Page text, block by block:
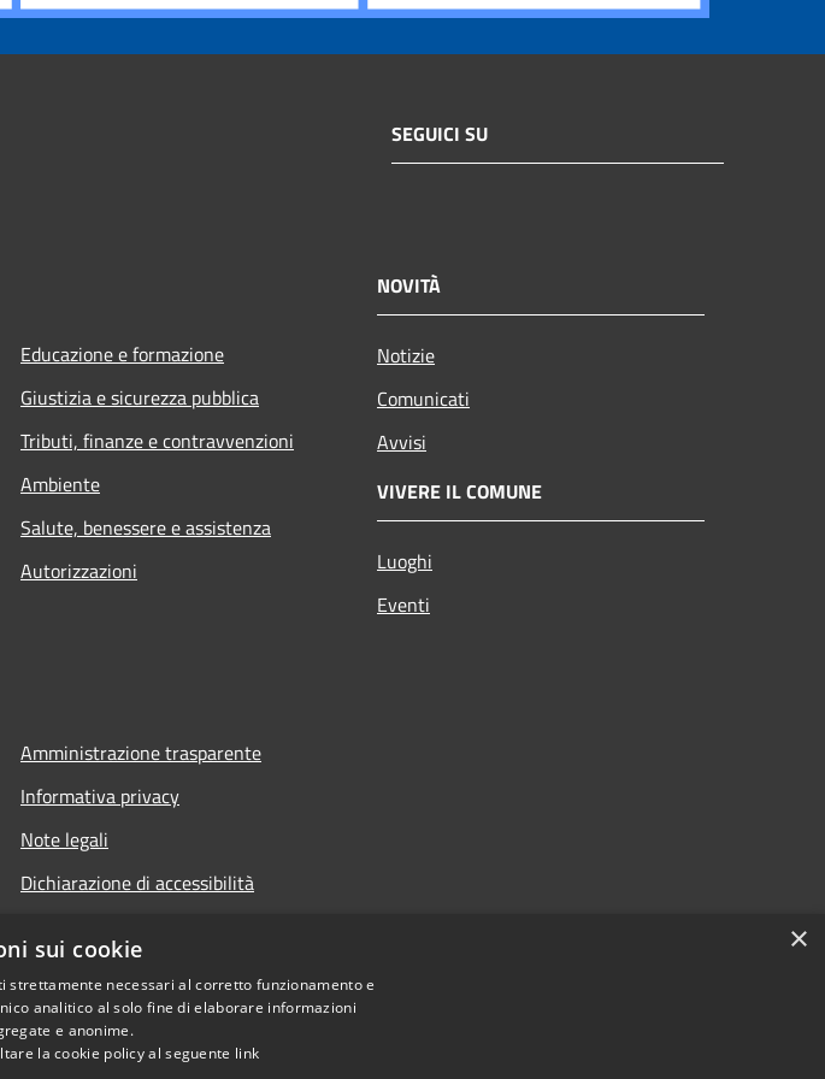
SEGUICI SU
Educazione e formazione
Giustizia e sicurezza pubblica
Tributi, finanze e contravvenzioni
Ambiente
Salute, benessere e assistenza
Autorizzazioni
NOVITÀ
Notizie
Comunicati
Avvisi
VIVERE IL COMUNE
Luoghi
Eventi
Amministrazione trasparente
Informativa privacy
Note legali
Dichiarazione di accessibilità
×
sui cookie
strettamente necessari al corretto funzionamento e
analitico al solo fine di elaborare informazioni
e anonime.
la cookie policy al seguente link